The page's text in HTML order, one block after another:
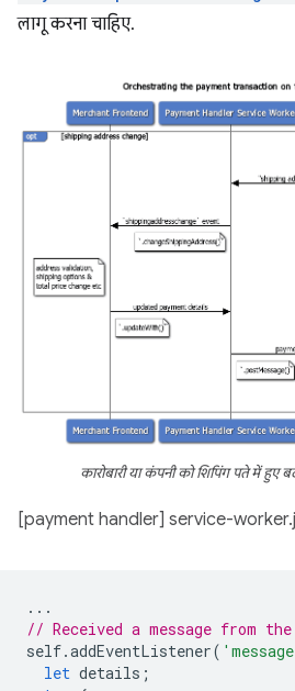
लागू करना चाहिए.
कारोबारी या कंपनी को शिपिंग पते में हुए
[payment handler] service-
...
// Received a message from
self.addEventListener(
let details ;